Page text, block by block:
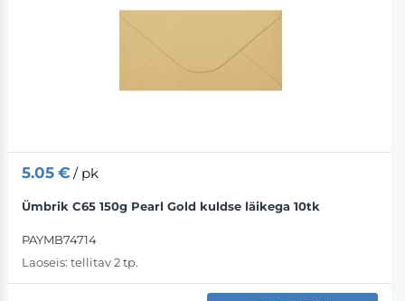
5.05 €/ pk
Ümbrik C65 150g Pearl Gold kuldse läikega 10tk
PAYMB74714
Laoseis: tellitav 2 tp.